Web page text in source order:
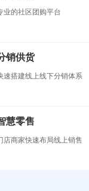
业的社区团购平台
销供货
速搭建线上线下分销体系
慧零售
店商家快速布局线上销售